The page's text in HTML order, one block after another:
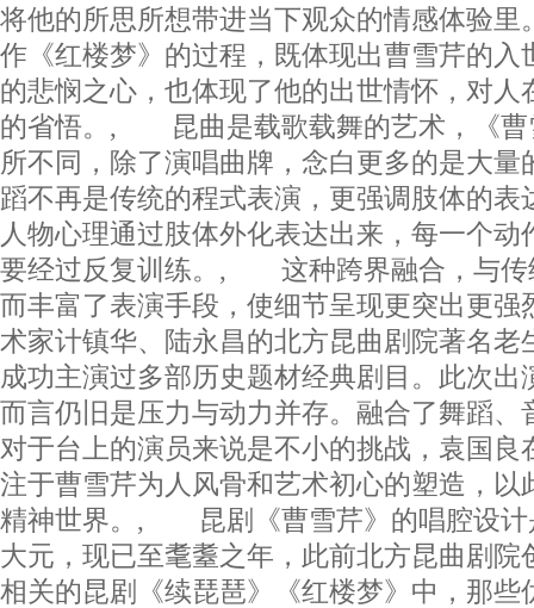
将他的所思所想带进当下观众的情感体验里
作《红楼梦》的过程，既体现出曹雪芹的入
的悲悯之心，也体现了他的出世情怀，对人
的省悟。, 昆曲是载歌载舞的艺术，《曹
所不同，除了演唱曲牌，念白更多的是大量
蹈不再是传统的程式表演，更强调肢体的表
人物心理通过肢体外化表达出来，每一个动
要经过反复训练。, 这种跨界融合，与传
而丰富了表演手段，使细节呈现更突出更强
术家计镇华、陆永昌的北方昆曲剧院著名老
成功主演过多部历史题材经典剧目。此次出
而言仍旧是压力与动力并存。融合了舞蹈、
对于台上的演员来说是不小的挑战，袁国良
注于曹雪芹为人风骨和艺术初心的塑造，以
精神世界。, 昆剧《曹雪芹》的唱腔设计
大元，现已至耄耋之年，此前北方昆曲剧院
相关的昆剧《续琵琶》《红楼梦》中，那些